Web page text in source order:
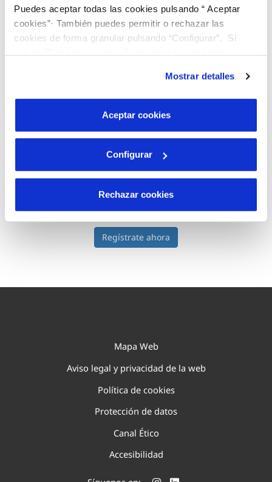
Puedes aceptar todas las cookies pulsando “ Aceptar
cookies”· También puedes permitir o rechazar las
cookies de forma granular pulsando “Configurar”. Si
son indispensables para que el sitio web funcione y que
por tanto no se pueden desactivar. Puedes consultar
más información en nuestraPolítica de Cookies
Mostrar detalles
Aceptar cookies
Configurar
Rechazar cookies
Tu Factura digital
Si aún no eres usuario, peroeres titular de un
contrato, puedes registrarte en un minuto.
Regístrate ahora
Mapa Web
Aviso legal y privacidad de la web
Política de cookies
Protección de datos
Canal Ético
Accesibilidad